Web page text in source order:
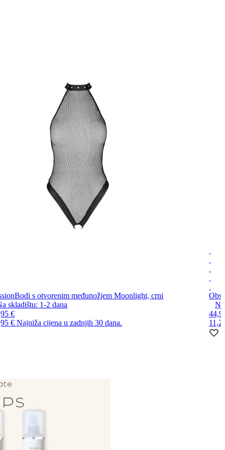
Bodi s otvorenim međunožjem Moonlight, crni
skladištu: 1-2dana
€
€Najniža cijena u zadnjih 30 dana.